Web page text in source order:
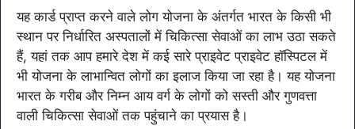
यह कार्ड प्राप्त करने वाले लोग योजना के अंतर्गत भारत के किसी भी
स्थान पर निर्धारित अस्पतालों में चिकित्सा सेवाओं का लाभ उठा सकते
हैं, यहां तक आप हमारे देश में कई सारे प्राइवेट प्राइवेट हॉस्पिटल में
भी योजना के लाभान्वित लोगों का इलाज किया जा रहा है। यह योजना
भारत के गरीब और निम्न आय वर्ग के लोगों को सस्ती और गुणवत्ता
वाली चिकित्सा सेवाओं तक पहुंचाने का प्रयास है।